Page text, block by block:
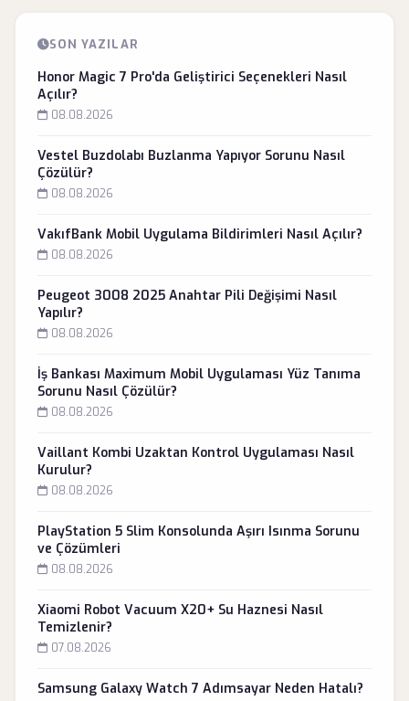
SON YAZILAR
Honor Magic 7 Pro'da Geliştirici Seçenekleri Nasıl
Açılır?
08.08.2026
Vestel Buzdolabı Buzlanma Yapıyor Sorunu Nasıl
Çözülür?
08.08.2026
VakıfBank Mobil Uygulama Bildirimleri Nasıl Açılır?
08.08.2026
Peugeot 3008 2025 Anahtar Pili Değişimi Nasıl
Yapılır?
08.08.2026
İş Bankası Maximum Mobil Uygulaması Yüz Tanıma
Sorunu Nasıl Çözülür?
08.08.2026
Vaillant Kombi Uzaktan Kontrol Uygulaması Nasıl
Kurulur?
08.08.2026
PlayStation 5 Slim Konsolunda Aşırı Isınma Sorunu
ve Çözümleri
08.08.2026
Xiaomi Robot Vacuum X20+ Su Haznesi Nasıl
Temizlenir?
07.08.2026
Samsung Galaxy Watch 7 Adımsayar Neden Hatalı?